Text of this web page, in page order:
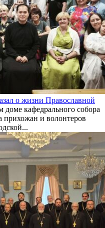
о жизни Православной
доме кафедрального собора
прихожан и волонтеров